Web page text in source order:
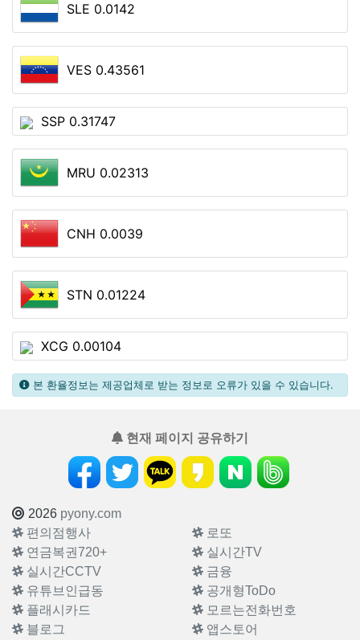
SLE 0.0142
VES 0.43561
SSP 0.31747
MRU 0.02313
CNH 0.0039
STN 0.01224
XCG 0.00104
본 환율정보는 제공업체로 받는 정보로 오류가 있을 수 있습니다.
현재 페이지 공유하기
2026 pyony.com
편의점행사
로또
연금복권720+
실시간TV
실시간CCTV
금융
유튜브인급동
공개형ToDo
플래시카드
모르는전화번호
블로그
앱스토어